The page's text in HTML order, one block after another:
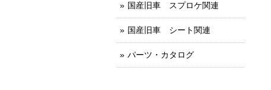
国産旧車 スプロケ関連
国産旧車 シート関連
パーツ・カタログ